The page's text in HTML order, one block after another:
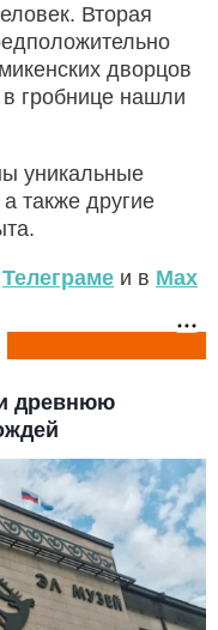
Вторая
дворцов
в гробнице нашли
уникальные
также другие
Телеграме и в Max
древнюю